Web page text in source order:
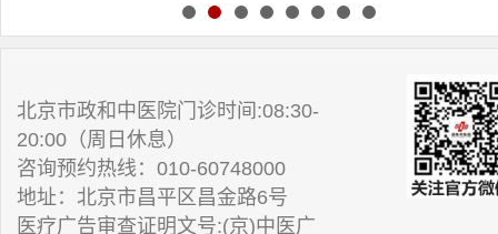
北京市政和中医院门诊时间:08:30-
20:00（周日休息）
咨询预约热线：010-60748000
地址：北京市昌平区昌金路6号
医疗广告审查证明文号:(京)中医广